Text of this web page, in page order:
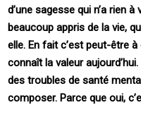
d’une sagesse qui n’a rien
beaucoup appris de la vie,
elle. En fait c’est peut-être
connaît la valeur
des troubles de santé
composer. Parce que oui,